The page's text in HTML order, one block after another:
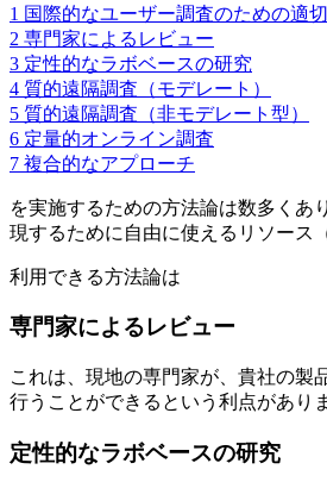
1 国際的なユーザー調査のための適
2 専門家によるレビュー
3 定性的なラボベースの研究
4 質的遠隔調査（モデレート）
5 質的遠隔調査（非モデレート型）
6 定量的オンライン調査
7 複合的なアプローチ
を実施するための方法論は数多くあ
現するために自由に使えるリソース
利用できる方法論は
専門家によるレビュー
これは、現地の専門家が、貴社の製
行うことができるという利点があり
定性的なラボベースの研究